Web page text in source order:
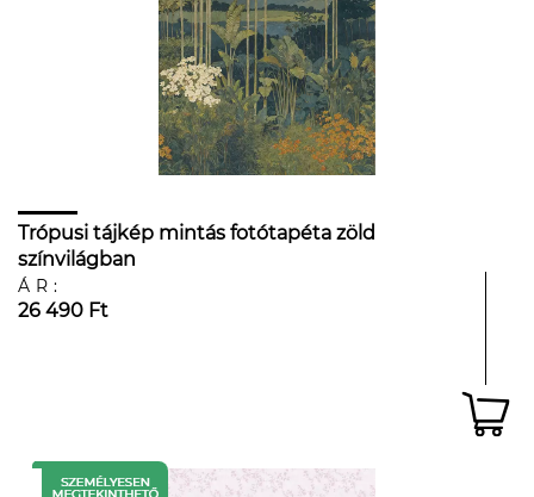
Trópusi tájkép mintás fotótapéta zöld
színvilágban
ÁR:
26 490 Ft